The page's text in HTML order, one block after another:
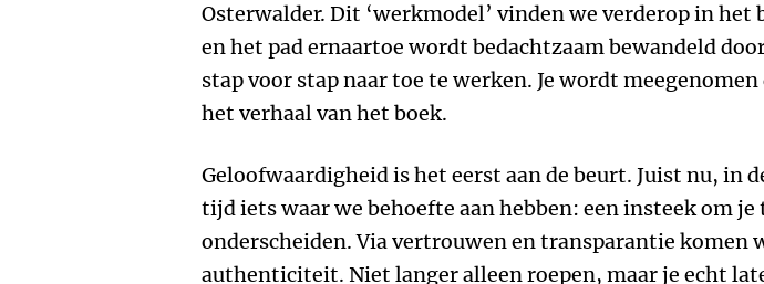
Osterwalder. Dit ‘werkmodel’ vinden we verderop in het
en het pad ernaartoe wordt bedachtzaam bewandeld
stap voor stap naar toe te werken. Je wordt meegenomen
het verhaal van het boek.
Geloofwaardigheid is het eerst aan de beurt. Juist nu, in
tijd iets waar we behoefte aan hebben: een insteek om je
onderscheiden. Via vertrouwen en transparantie komen
authenticiteit. Niet langer alleen roepen, maar je echt